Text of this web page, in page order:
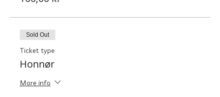
Sold Out
Ticket type
Honnør
More info